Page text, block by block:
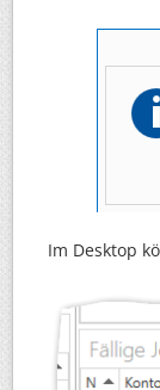
Im Desktop